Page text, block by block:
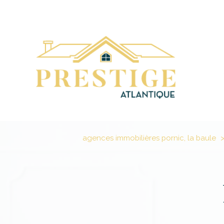
agences immobilières pornic, la baule